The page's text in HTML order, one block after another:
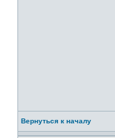
Вернуться к началу